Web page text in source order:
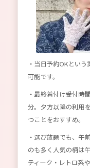
・当日予約OKとい
可能です。
・最終着付け受付時
分。夕方以降の利用
つことをおすすめ。
・選び放題でも、午
のも多く人気の柄は
ティーク・レトロ系